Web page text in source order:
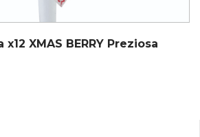
XMAS BERRY Preziosa